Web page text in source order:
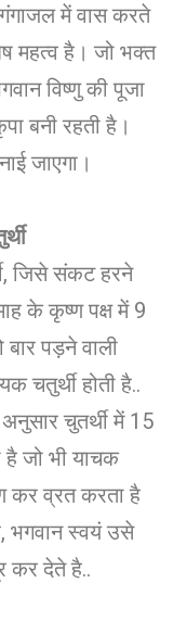
गंगाजल में वास करते
महत्‍व है। जो भक्त
विष्णु की पूजा
बनी रहती है।
जाएगा।
जिसे संकट हरने
के कृष्ण पक्ष में 9
बार पड़ने वाली
चतुर्थी होती है..
चुतर्थी में 15
है जो भी याचक
कर व्रत करता है
भगवान स्वयं उसे
कर देते है..